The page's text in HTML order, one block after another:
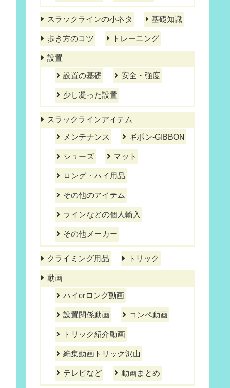
スラックラインの小ネタ 基礎知識
歩き方のコツ トレーニング
設置
設置の基礎 安全・強度
少し凝った設置
スラックラインアイテム
メンテナンス ギボン-GIBBON
シューズ マット
ロング・ハイ用品
その他のアイテム
ラインなどの個人輸入
その他メーカー
クライミング用品 トリック
動画
ハイorロング動画
設置関係動画 コンペ動画
トリック紹介動画
編集動画トリック沢山
テレビなど 動画まとめ